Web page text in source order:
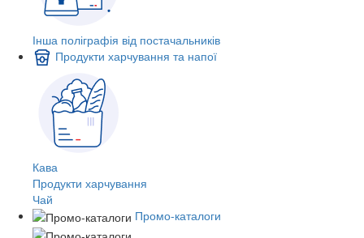
Інша поліграфія від постачальників
Продукти харчування та напої
Кава
Продукти харчування
Чай
Промо-каталоги